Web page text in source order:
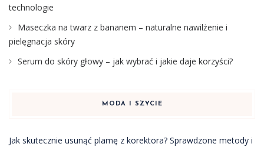
technologie
Maseczka na twarz z bananem – naturalne nawilżenie i
pielęgnacja skóry
Serum do skóry głowy – jak wybrać i jakie daje korzyści?
MODA I SZYCIE
Jak skutecznie usunąć plamę z korektora? Sprawdzone metody i